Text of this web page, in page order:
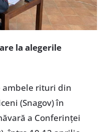
la alegerile
ambele rituri din
(Snagov) în
a Conferinței